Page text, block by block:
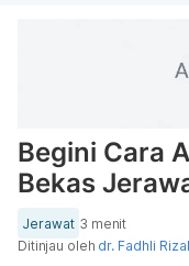
Begini Cara
Bekas
Jerawat 3 menit
Ditinjau oleh dr. Fadhli